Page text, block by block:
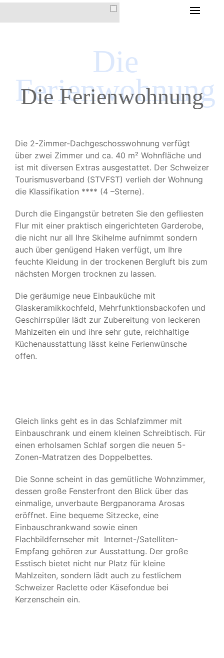
DIE FERIENWOHNUNG
DIE FERIENWOHNUNG
IM HAUS CHRISTINA
AUSSTATTUNG &
PREISE &
KONDITIONEN
DER ORT AROSA
IMPRESSIONEN
KONTAKT & BUCHUNG
Die
Ferienwohnung
Die Ferienwohnung
Die 2-Zimmer-Dachgeschosswohnung verfügt
über zwei Zimmer und ca. 40 m² Wohnfläche und
ist mit diversen Extras ausgestattet. Der Schweizer
Tourismusverband (STVFST) verlieh der Wohnung
die Klassifikation **** (4 –Sterne).
Durch die Eingangstür betreten Sie den gefliesten
Flur mit einer praktisch eingerichteten Garderobe,
die nicht nur all Ihre Skihelme aufnimmt sondern
auch über genügend Haken verfügt, um Ihre
feuchte Kleidung in der trockenen Bergluft bis zum
nächsten Morgen trocknen zu lassen.
Die geräumige neue Einbauküche mit
Glaskeramikkochfeld, Mehrfunktionsbackofen und
Geschirrspüler lädt zur Zubereitung von leckeren
Mahlzeiten ein und ihre sehr gute, reichhaltige
Küchenausstattung lässt keine Ferienwünsche
offen.
Gleich links geht es in das Schlafzimmer mit
Einbauschrank und einem kleinen Schreibtisch. Für
einen erholsamen Schlaf sorgen die neuen 5-
Zonen-Matratzen des Doppelbettes.
Die Sonne scheint in das gemütliche Wohnzimmer,
dessen große Fensterfront den Blick über das
einmalige, unverbaute Bergpanorama Arosas
eröffnet. Eine bequeme Sitzecke, eine
Einbauschrankwand sowie einen
Flachbildfernseher mit Internet-/Satelliten-
Empfang gehören zur Ausstattung. Der große
Esstisch bietet nicht nur Platz für kleine
Mahlzeiten, sondern lädt auch zu festlichem
Schweizer Raclette oder Käsefondue bei
Kerzenschein ein.